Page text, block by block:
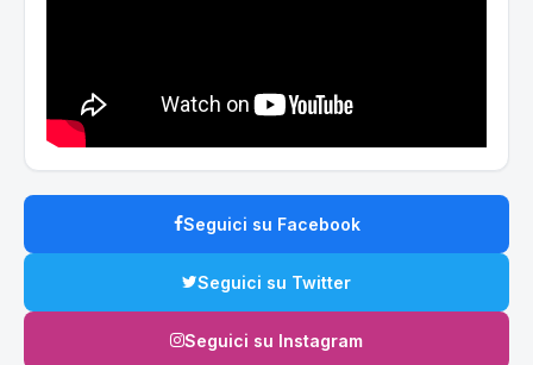
Seguici su Facebook
Seguici su Twitter
Seguici su Instagram